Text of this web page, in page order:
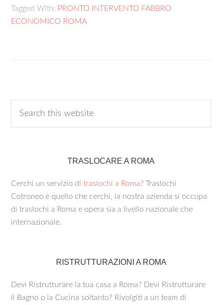
Tagged With: PRONTO INTERVENTO FABBRO
ECONOMICO ROMA
TRASLOCARE A ROMA
Cerchi un servizio ditraslochi a Roma? Traslochi
Cotroneo è quello che cerchi, la nostra azienda si occupa
di traslochi a Roma e opera sia a livello nazionale che
internazionale.
RISTRUTTURAZIONI A ROMA
Devi Ristrutturare la tua casa a Roma? Devi Ristrutturare
il Bagno o la Cucina soltanto? Rivolgiti a un team di